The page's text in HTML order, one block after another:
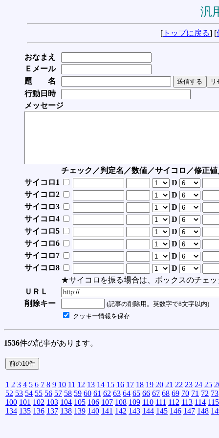
汎
[ トップに戻る] [
おなまえ
Ｅメール
題 名
行動日時
メッセージ
チェック／判定名／数値／サイコロ／修正
サイコロ1
D
サイコロ2
D
サイコロ3
D
サイコロ4
D
サイコロ5
D
サイコロ6
D
サイコロ7
D
サイコロ8
D
★サイコロを振る場合は、ボックスのチェッ
ＵＲＬ
削除キー
(記事の削除用。英数字で8文字以内)
クッキー情報を保存
1536件の記事があります。
1 2 3 4 5 6 7 8 9 10 11 12 13 14 15 16 17 18 19 20 21 22 23 24 25
52 53 54 55 56 57 58 59 60 61 62 63 64 65 66 67 68 69 70 71 72 73
100 101 102 103 104 105 106 107 108 109 110 111 112 113 114 115
134 135 136 137 138 139 140 141 142 143 144 145 146 147 148